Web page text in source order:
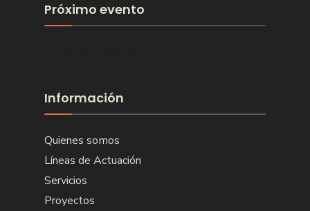
Próximo evento
Información
Quienes somos
Líneas de Actuación
Servicios
Proyectos